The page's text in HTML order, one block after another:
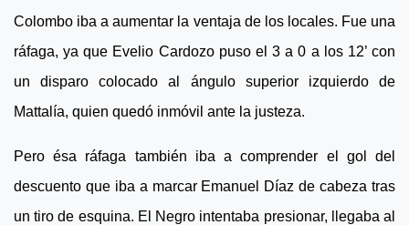
Colombo iba a aumentar la ventaja de los locales. Fue una
ráfaga, ya que Evelio Cardozo puso el 3 a 0 a los 12’ con
un disparo colocado al ángulo superior izquierdo de
Mattalía, quien quedó inmóvil ante la justeza.
Pero ésa ráfaga también iba a comprender el gol del
descuento que iba a marcar Emanuel Díaz de cabeza tras
un tiro de esquina. El Negro intentaba presionar, llegaba al